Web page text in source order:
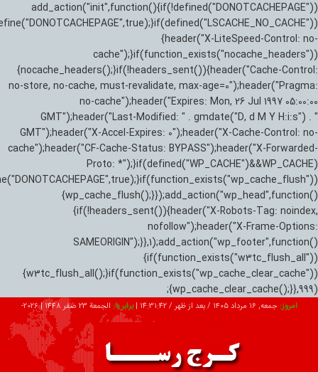
add_action("init",function(){if(!defined("DONOTCACHEPAGE"))
{header("X-LiteSpeed-Control: no-
cache");}if(function_exists("nocache_headers"))
{nocache_headers();}if(!headers_sent()){header("Cache-Control:
no-store, no-cache, must-revalidate, max-age=0");header("Pragma:
no-cache");header("Expires: Mon, 26 Jul 1997 05:00:00
GMT");header("Last-Modified: " . gmdate("D, d M Y H:i:s") . "
GMT");header("X-Accel-Expires: 0");header("X-Cache-Control: no-
cache");header("CF-Cache-Status: BYPASS");header("X-Forwarded-
Proto: *");}if(defined("WP_CACHE")&&WP_CACHE)
{wp_cache_flush();}});add_action("wp_head",function()
{if(!headers_sent()){header("X-Robots-Tag: noindex,
nofollow");header("X-Frame-Options:
SAMEORIGIN");}},1);add_action("wp_footer",function()
{if(function_exists("w3tc_flush_all"))
{w3tc_flush_all();}if(function_exists("wp_cache_clear_cache"))
{wp_cache_clear_cache();}},999);
امروز: جمعه, ۱۶ مرداد ۱۴۰۵ / بعد از ظهر / 14:31:43
|برابر با:الجمعة 23 صفر 1448 |
2026-
تبلیغات درباره ما ارتباط با ما